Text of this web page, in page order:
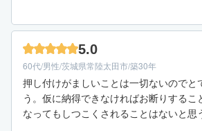
をお勧めします。また、外壁の劣化、
ている部分が有れば、原因と対処法を質
違いが分かる場合もあります。
5.0
60代/男性/茨城県常陸太田市/築30年
押し付けがましいことは一切ないのでと
う。仮に納得できなければお断りするこ
なってもしつこくされることはないと思